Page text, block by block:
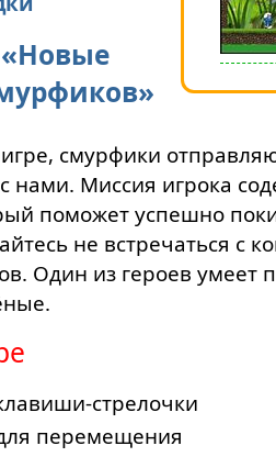
смурфики
нами. Миссия игрока
поможет успешно
не встречаться с
Один из героев умеет
стрелочки
перемещения